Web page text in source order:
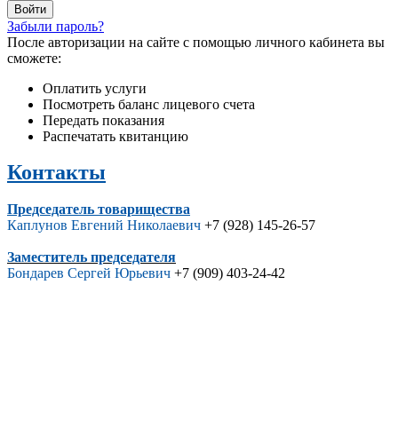
Забыли пароль?
После авторизации на сайте с помощью личного кабинета вы
сможете:
Оплатить услуги
Посмотреть баланс лицевого счета
Передать показания
Распечатать квитанцию
Контакты
Председатель товарищества
Каплунов Евгений Николаевич +7 (928) 145-26-57
Заместитель председателя
Бондарев Сергей Юрьевич +7 (909) 403-24-42